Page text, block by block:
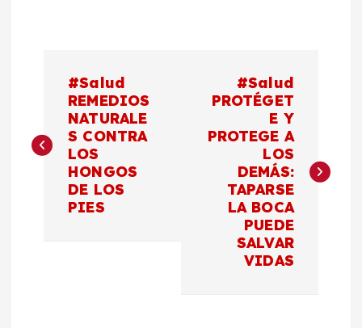
v
#Salud
REMEDIOS
NATURALE
S CONTRA
LOS
HONGOS
DE LOS
PIES
#Salud
PROTÉGET
E Y
PROTEGE A
LOS
DEMÁS:
TAPARSE
LA BOCA
PUEDE
SALVAR
VIDAS